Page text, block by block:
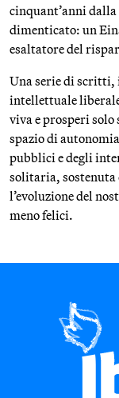
cinquant’anni
dimenticato: un
esaltatore del
Una serie di scritti,
intellettuale
viva e prosperi solo
spazio di
pubblici e degli
solitaria, sostenuta
l’evoluzione del
meno felici.